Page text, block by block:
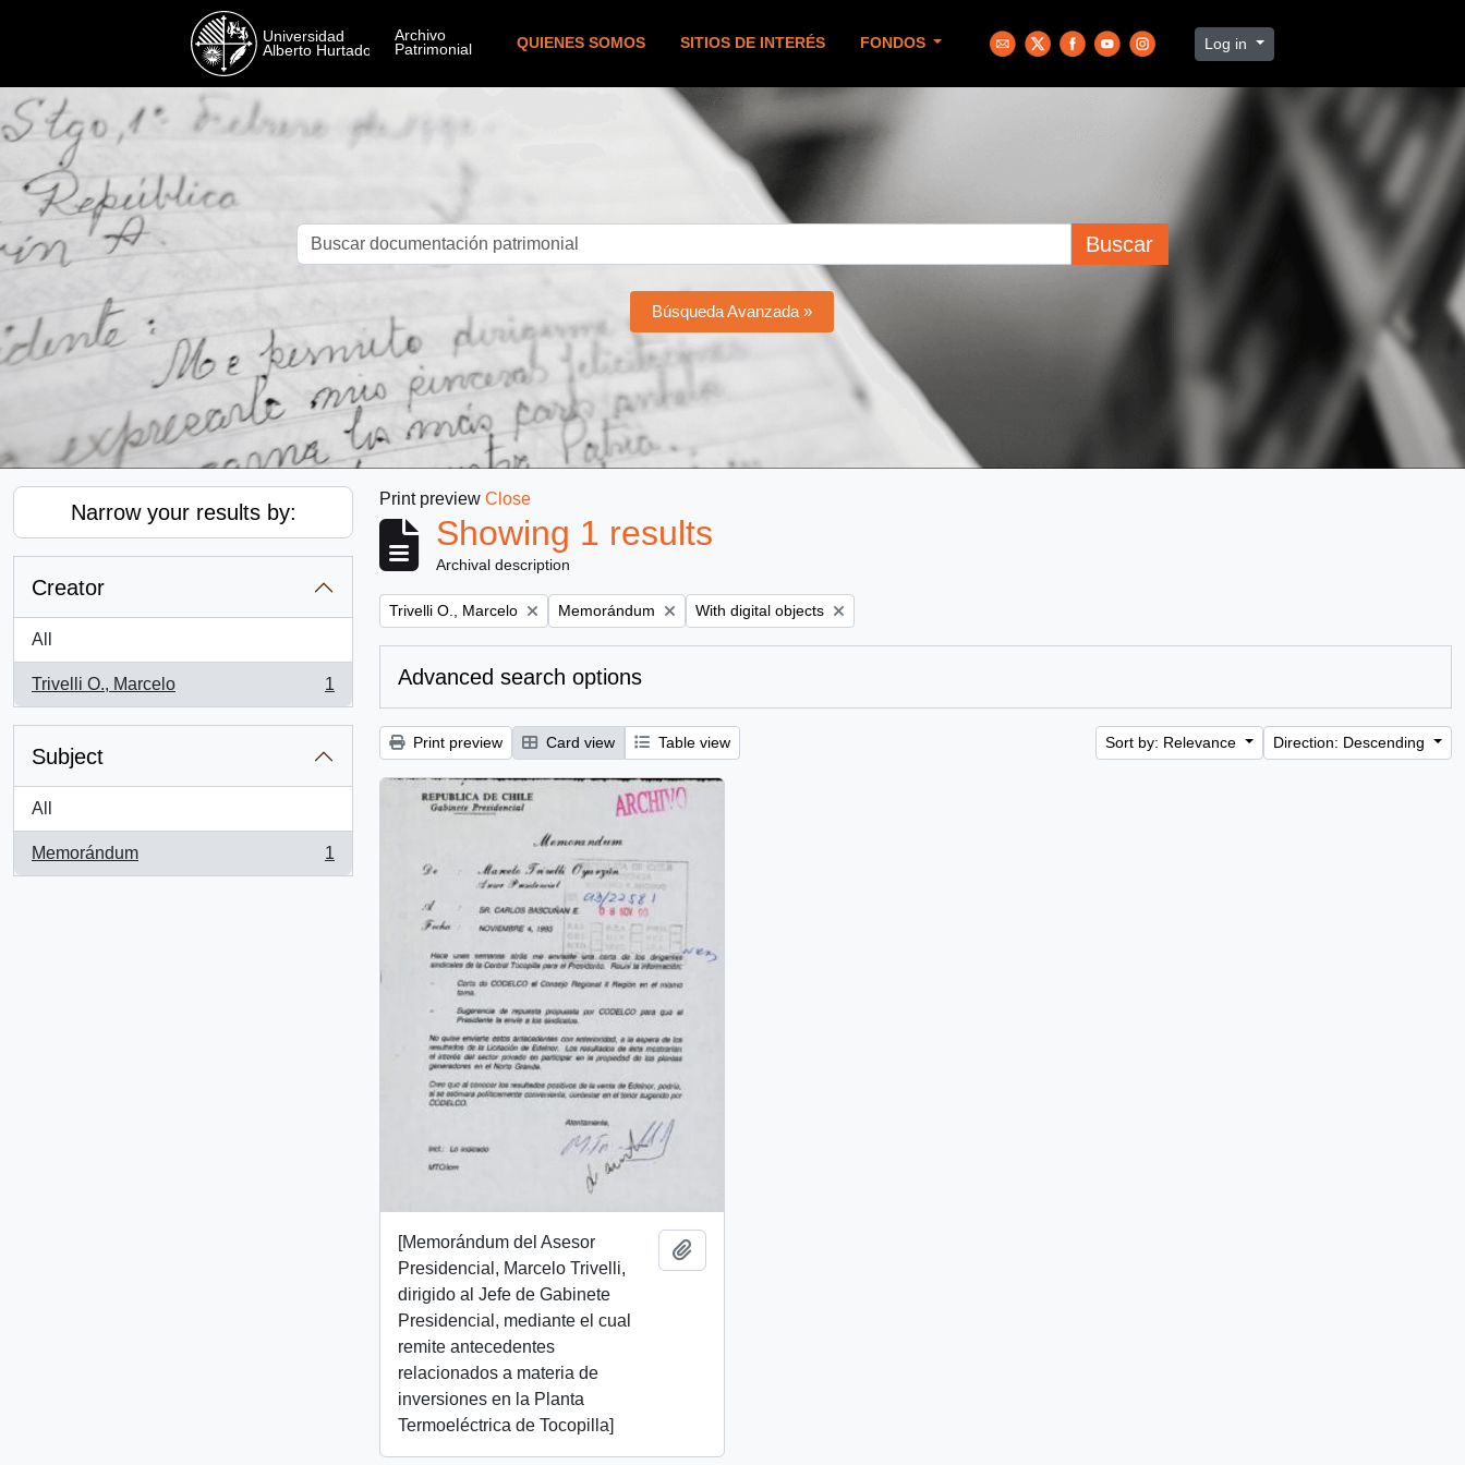
QUIENES SOMOS SITIOS DE INTERÉS FONDOS Log in
Buscar
Búsqueda Avanzada »
Narrow your results by:
Creator
All
Trivelli O., Marcelo
, 1 results
1
Subject
All
Memorándum
, 1 results
1
Print preview Close
Showing 1 results
Archival description
Remove filter:
Trivelli O., Marcelo Remove filter:
Memorándum Remove filter:
With digital objects
Advanced search options
Print preview Card view Table view Sort by: Relevance Direction: Descending
[Memorándum del Asesor
Presidencial, Marcelo Trivelli,
dirigido al Jefe de Gabinete
Presidencial, mediante el cual
remite antecedentes
relacionados a materia de
inversiones en la Planta
Termoeléctrica de Tocopilla]